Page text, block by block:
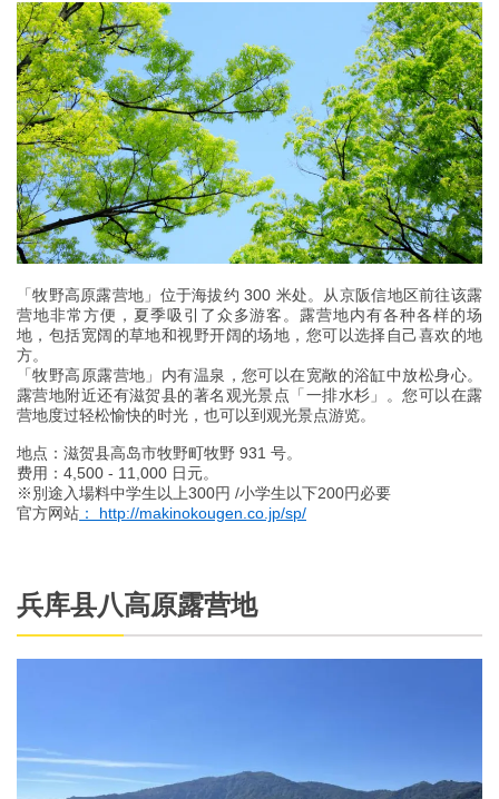
「牧野高原露营地」位于海拔约 300 米处。从京阪信地区前往该露
营地非常方便，夏季吸引了众多游客。露营地内有各种各样的场
地，包括宽阔的草地和视野开阔的场地，您可以选择自己喜欢的地
方。
「牧野高原露营地」内有温泉，您可以在宽敞的浴缸中放松身心。
露营地附近还有滋贺县的著名观光景点「一排水杉」。您可以在露
营地度过轻松愉快的时光，也可以到观光景点游览。
地点：滋贺县高岛市牧野町牧野 931 号。
费用：4,500 - 11,000 日元。
※別途入場料中学生以上300円 /小学生以下200円必要
官方网站 ： http://makinokougen.co.jp/sp/
兵库县八高原露营地